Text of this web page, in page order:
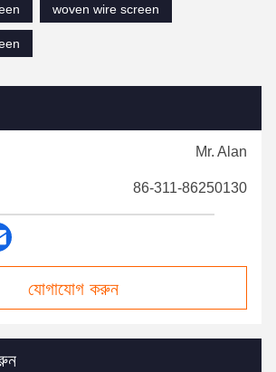
woven wire screen
Mr. Alan
86-311-86250130
যোগাযোগ করুন